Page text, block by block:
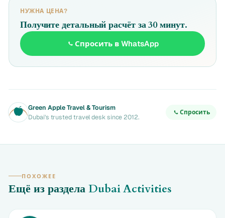
НУЖНА ЦЕНА?
Получите детальный расчёт за 30 минут.
Спросить в WhatsApp
Green Apple Travel & Tourism
Dubai's trusted travel desk since 2012.
Спросить
ПОХОЖЕЕ
Ещё из раздела Dubai Activities